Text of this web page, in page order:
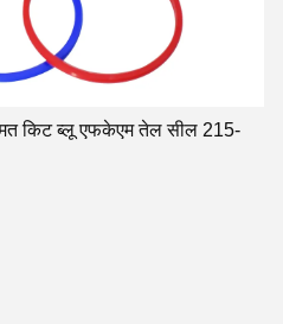
किट ब्लू एफकेएम तेल सील 215-